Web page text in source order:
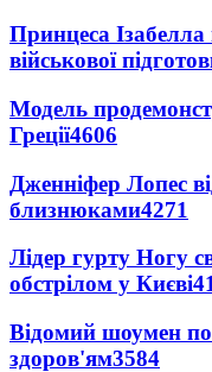
Принцеса
військової
Модель
Греції4606
Дженніфер Лопес
близнюками4271
Лідер гурту Ногу
обстрілом у Києві
Відомий шоумен
здоров'ям3584